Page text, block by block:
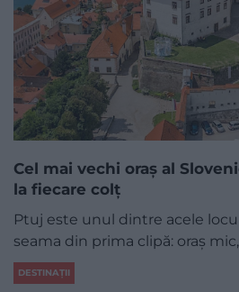
Cel mai vechi oraș al
la fiecare colț
Ptuj este unul dintre acele
seama din prima clipă: oraș
DESTINAȚII